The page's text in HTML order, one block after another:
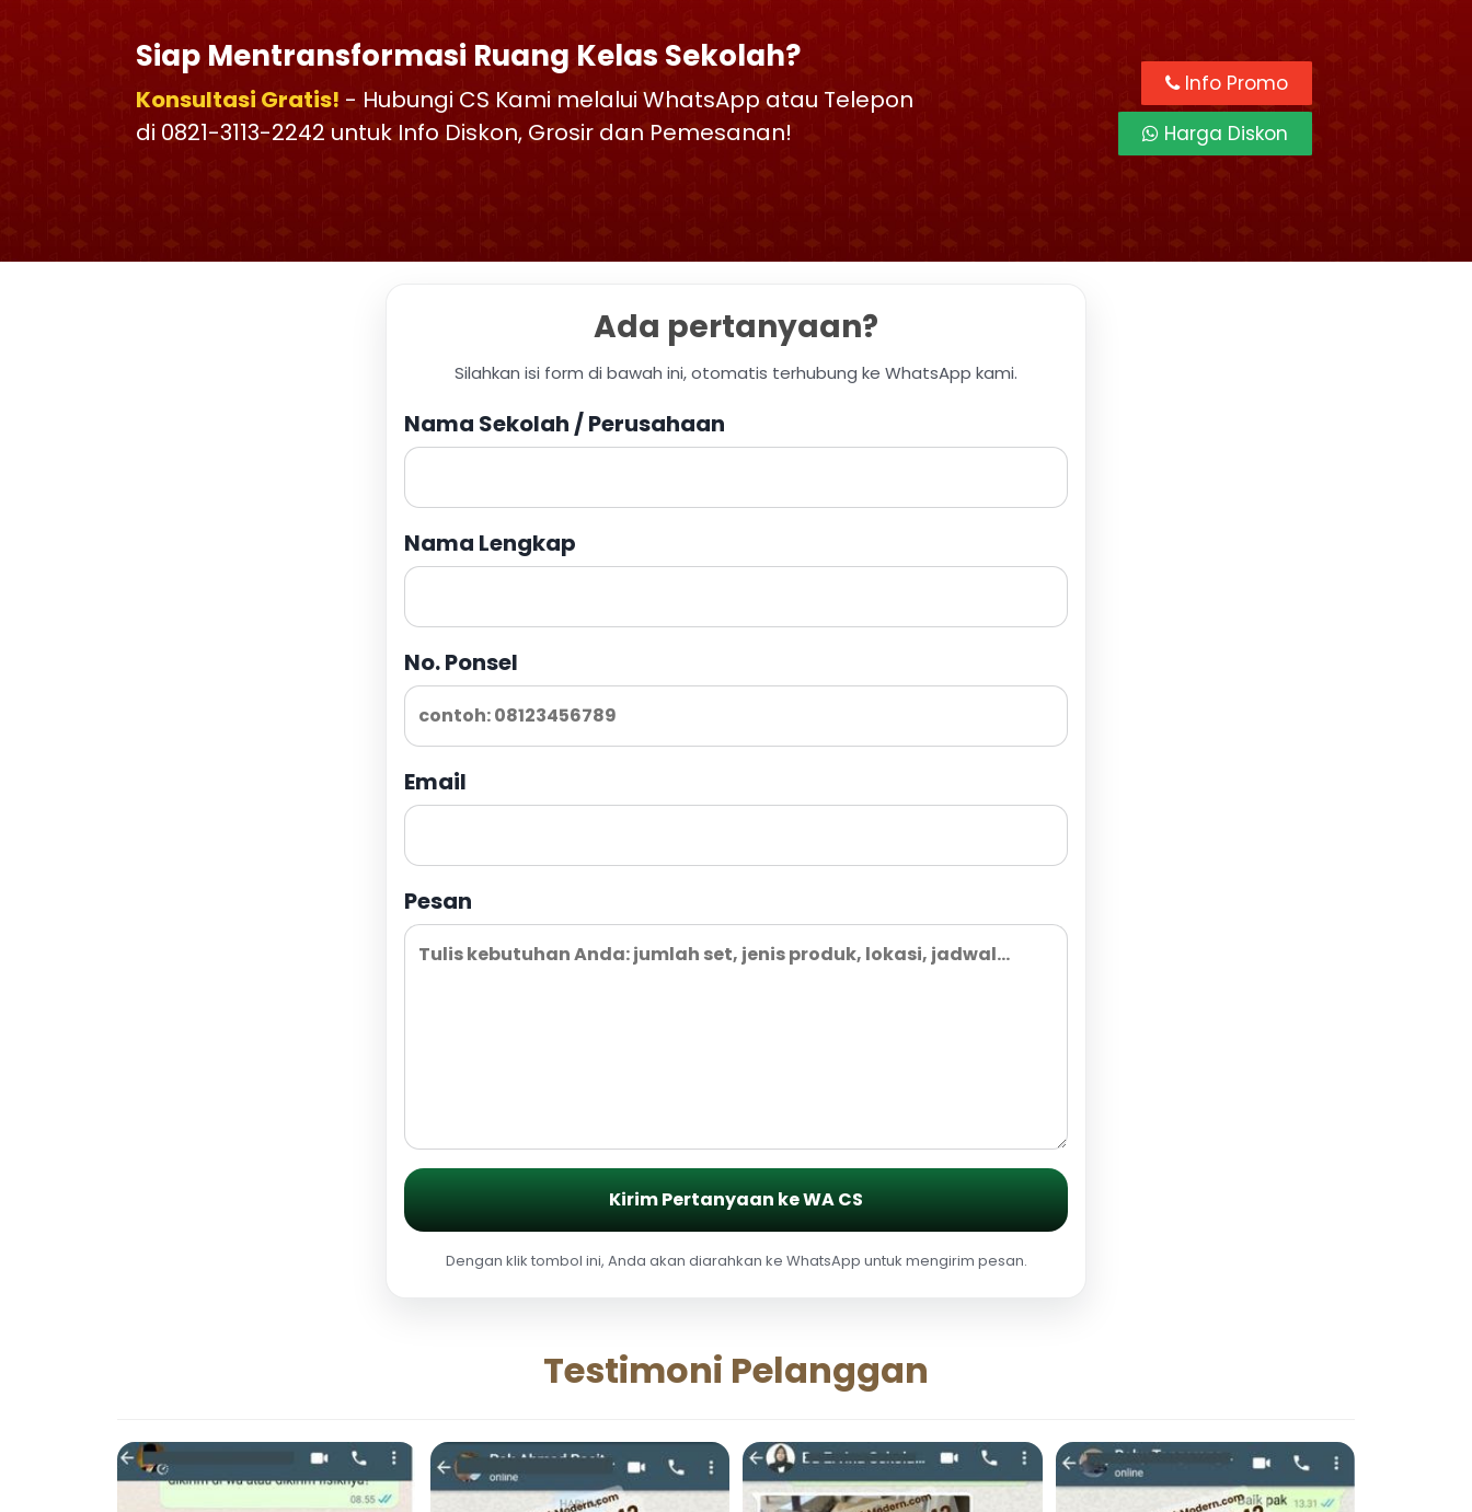
Siap Mentransformasi Ruang Kelas Sekolah?
Konsultasi Gratis! - Hubungi CS Kami melalui WhatsApp atau Telepon
di 0821-3113-2242 untuk Info Diskon, Grosir dan Pemesanan!
Info Promo
Harga Diskon
Ada pertanyaan?
Silahkan isi form di bawah ini, otomatis terhubung ke WhatsApp kami.
Nama Sekolah / Perusahaan
Nama Lengkap
No. Ponsel
Email
Pesan
Kirim Pertanyaan ke WA CS
Dengan klik tombol ini, Anda akan diarahkan ke WhatsApp untuk mengirim pesan.
Testimoni Pelanggan